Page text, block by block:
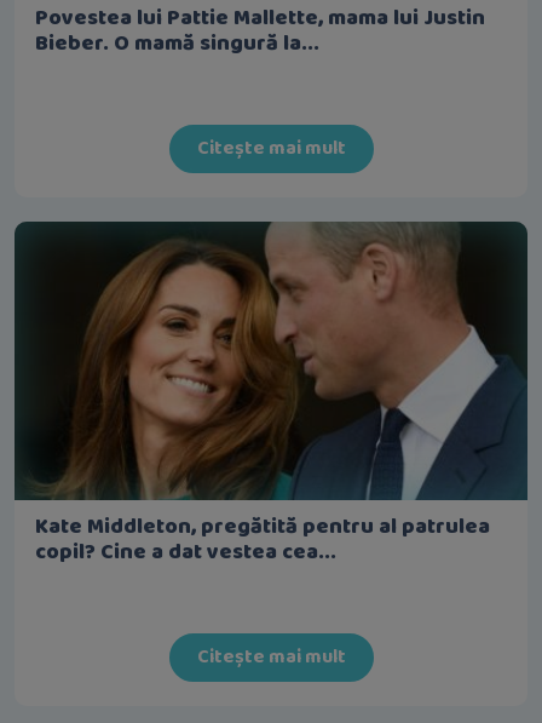
Povestea lui Pattie Mallette, mama lui Justin
Bieber. O mamă singură la...
Citește mai mult
Kate Middleton, pregătită pentru al patrulea
copil? Cine a dat vestea cea...
Citește mai mult